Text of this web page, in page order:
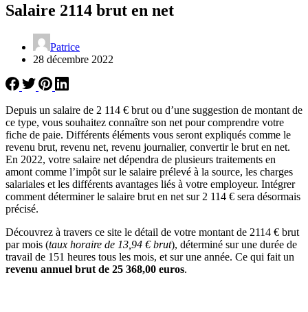
Salaire 2114 brut en net
Patrice
28 décembre 2022
Depuis un salaire de 2 114 € brut ou d’une suggestion de montant de
ce type, vous souhaitez connaître son net pour comprendre votre
fiche de paie. Différents éléments vous seront expliqués comme le
revenu brut, revenu net, revenu journalier, convertir le brut en net.
En 2022, votre salaire net dépendra de plusieurs traitements en
amont comme l’impôt sur le salaire prélevé à la source, les charges
salariales et les différents avantages liés à votre employeur. Intégrer
comment déterminer le salaire brut en net sur 2 114 € sera désormais
précisé.
Découvrez à travers ce site le détail de votre montant de 2114 € brut
par mois (taux horaire de 13,94 € brut), déterminé sur une durée de
travail de 151 heures tous les mois, et sur une année. Ce qui fait un
revenu annuel brut de 25 368,00 euros.